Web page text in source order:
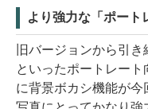
より強力な「ポート
旧バージョンから引
といったポートレート
に背景ボカシ機能が今